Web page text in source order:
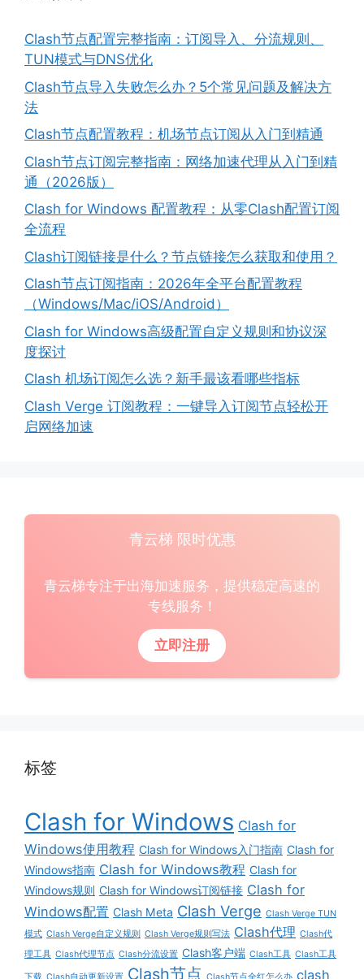
Clash节点配置完整指南：订阅导入、分流规则、
TUN模式与DNS优化
Clash节点导入失败怎么办？5个常见问题及解决方
法
Clash节点配置教程：机场节点订阅从入门到精通
Clash节点订阅完整指南：网络加速代理从入门到精
通（2026版）
Clash for Windows 配置教程：从零Clash配置订阅
全流程
Clash订阅链接是什么？节点链接怎么获取和使用？
Clash节点订阅指南：2026年全平台配置教程
（Windows/Mac/iOS/Android）
Clash for Windows高级配置自定义规则和协议深
度探讨
Clash 机场订阅怎么选？新手最该看哪些指标
Clash Verge 订阅教程：一键导入订阅节点轻松开
启网络加速
青云梯 限时优惠
青云梯专注于出海加速服务，提供稳定高速的
专线服务！
立即注册
标签
Clash for Windows Clash for
Windows使用教程 Clash for Windows入门指南 Clash for
Windows指南 Clash for Windows教程 Clash for
Windows规则 Clash for Windows订阅链接 Clash for
Windows配置 Clash Meta Clash Verge Clash Verge TUN
模式 Clash Verge自定义规则 Clash Verge规则写法 Clash代理 Clash代
理工具 Clash代理节点 Clash分流设置 Clash客户端 Clash工具 Clash工具
下载 Clash自动更新设置 Clash节点 Clash节点全红怎么办 clash